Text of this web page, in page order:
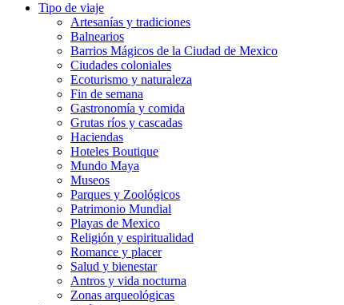
Tipo de viaje
Artesanías y tradiciones
Balnearios
Barrios Mágicos de la Ciudad de Mexico
Ciudades coloniales
Ecoturismo y naturaleza
Fin de semana
Gastronomía y comida
Grutas ríos y cascadas
Haciendas
Hoteles Boutique
Mundo Maya
Museos
Parques y Zoológicos
Patrimonio Mundial
Playas de Mexico
Religión y espiritualidad
Romance y placer
Salud y bienestar
Antros y vida nocturna
Zonas arqueológicas